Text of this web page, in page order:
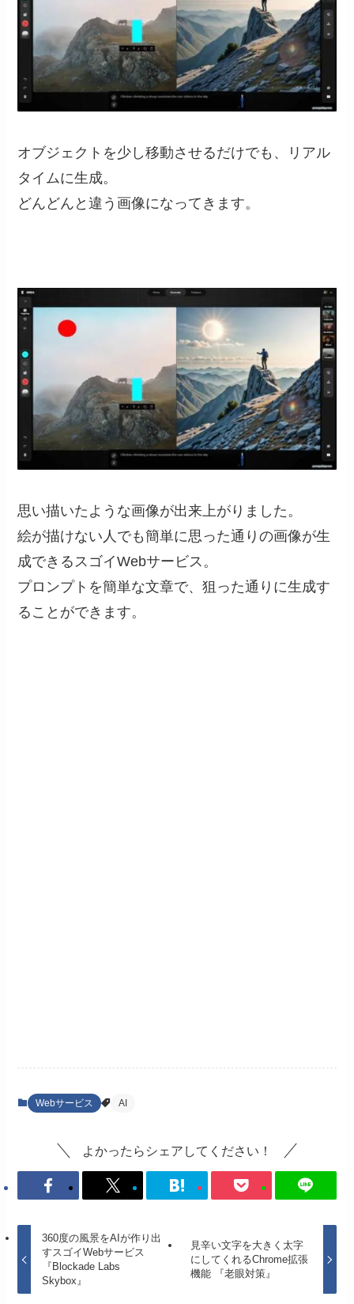
オブジェクトを少し移動させるだけでも、リアル
タイムに生成。
どんどんと違う画像になってきます。
思い描いたような画像が出来上がりました。
絵が描けない人でも簡単に思った通りの画像が生
成できるスゴイWebサービス。
プロンプトを簡単な文章で、狙った通りに生成す
ることができます。
Webサービス AI
よかったらシェアしてください！
360度の風景をAIが作り出
すスゴイWebサービス
『Blockade Labs
Skybox』
見辛い文字を大きく太字
にしてくれるChrome拡張
機能 『老眼対策』